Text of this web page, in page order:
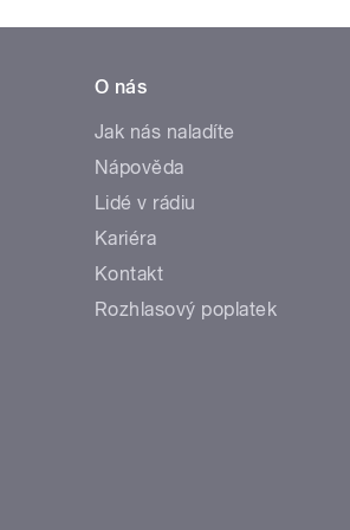
O nás
Jak nás naladíte
Nápověda
Lidé v rádiu
Kariéra
Kontakt
Rozhlasový poplatek